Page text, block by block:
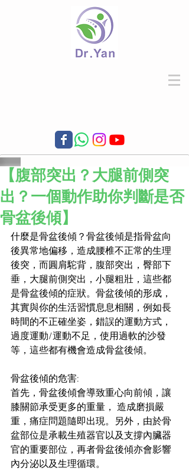
【腹部突出？大腿前側突
出？一個動作助你判斷是否
骨盆後傾】
什麼是骨盆後傾？骨盆後傾是指骨盆向
後異常地偏移，造成腰椎不正常的生理
後突，而圓肩駝背，腹部突出，臀部下
垂，大腿前側突出，小腿粗壯，這些都
是骨盆後傾的症狀。骨盆後傾的形成，
其實與你的生活習慣息息相關，例如長
時間的不正確坐姿，錯誤的運動方式，
過度運動/運動不足，使用過軟的沙發
等，這些都有機會造成骨盆後傾。
骨盆後傾的危害:
首先，骨盆後傾會導致重心向前傾，讓
膝關節承受更多的重量， 造成磨損嚴
重，痛症問題隨即出現。另外，由於骨
盆部位是承載生殖器官以及支撐內臟器
官的重要部位，再者骨盆後傾亦會影響
內分泌以及生理循環。